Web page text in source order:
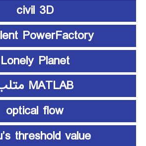
civil 3D
PowerFactory
Lonely Planet
MATLAB متلب
optical flow
threshold value